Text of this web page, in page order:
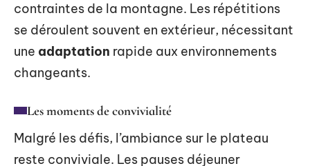
contraintes de la montagne. Les répétitions
se déroulent souvent en extérieur, nécessitant
une adaptation rapide aux environnements
changeants.
Les moments de convivialité
Malgré les défis, l’ambiance sur le plateau
reste conviviale. Les pauses déjeuner